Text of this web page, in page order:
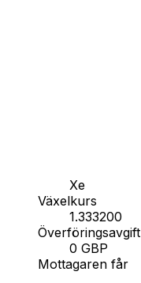
Xe
Växelkurs
1.333200
Överföringsavgift
0 GBP
Mottagaren får